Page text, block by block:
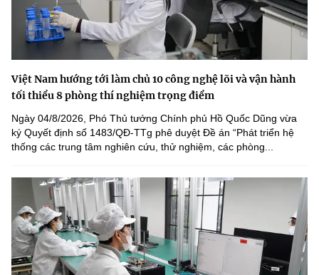
Việt Nam hướng tới làm chủ 10 công nghệ lõi và vận hành
tối thiểu 8 phòng thí nghiệm trọng điểm
Ngày 04/8/2026, Phó Thủ tướng Chính phủ Hồ Quốc Dũng vừa
ký Quyết định số 1483/QĐ-TTg phê duyệt Đề án “Phát triển hệ
thống các trung tâm nghiên cứu, thử nghiệm, các phòng...